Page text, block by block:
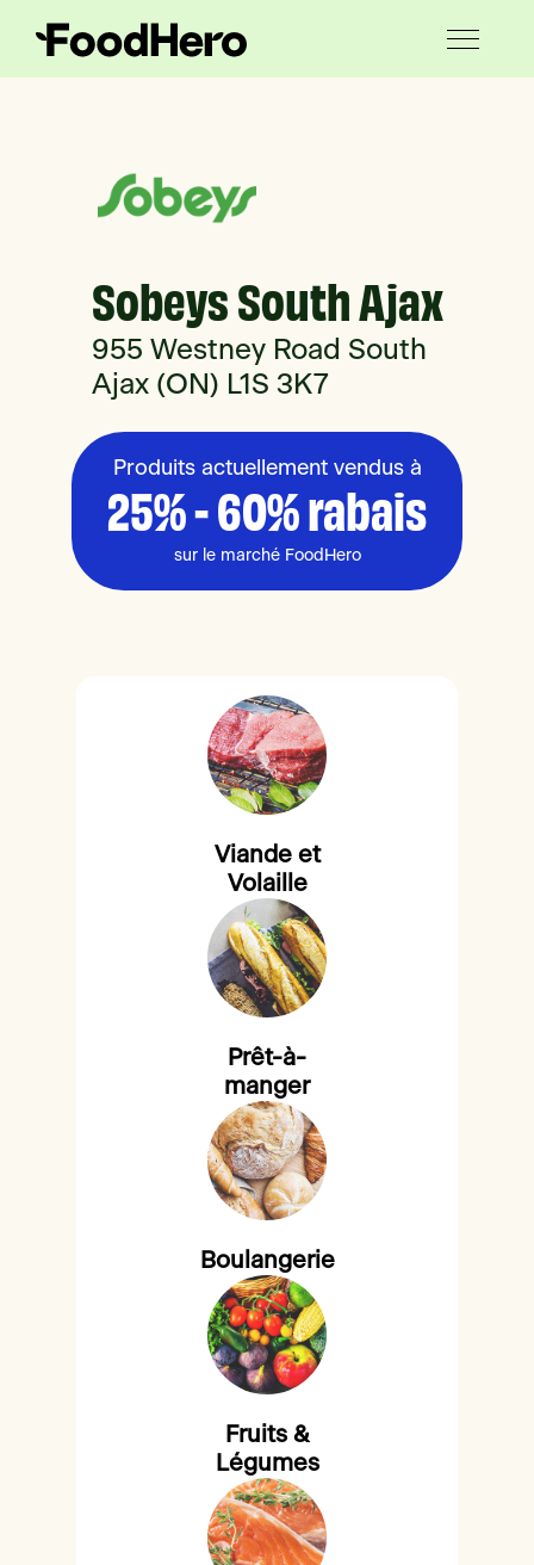
Sobeys South Ajax
955 Westney Road South
Ajax (ON) L1S 3K7
Produits actuellement vendus à
25% - 60% rabais
sur le marché FoodHero
Viande et
Volaille
Prêt-à-
manger
Boulangerie
Fruits &
Légumes